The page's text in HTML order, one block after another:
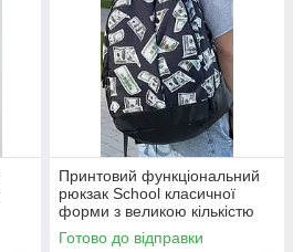
Принтовий функціональний
рюкзак School класичної
форми з великою кількістю
відділень на 30л
Готово до відправки